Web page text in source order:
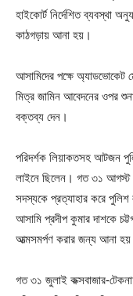
হাইকোর্ট নির্দেশিত ব্যবস্থা
কাঠগড়ায় আনা হয়।
আসামিদের পক্ষে অ্যাডভোকেট
মিত্র জামিন আবেদনের ওপর
বক্তব্য দেন।
পরিদর্শক লিয়াকতসহ আটজন
লাইনে ছিলেন। গত ৩১ আগস্ট
সদস্যকে প্রত্যাহার করে
আসামি প্রদীপ কুমার দাশকে
আত্মসমর্পণ করার জন্য আনা
গত ৩১ জুলাই কক্সবাজার-